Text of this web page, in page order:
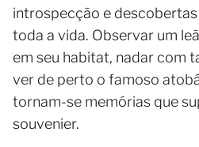
introspecção e
toda a vida. Observar um
em seu habitat, nadar com
ver de perto o famoso
tornam-se memórias que
souvenier.